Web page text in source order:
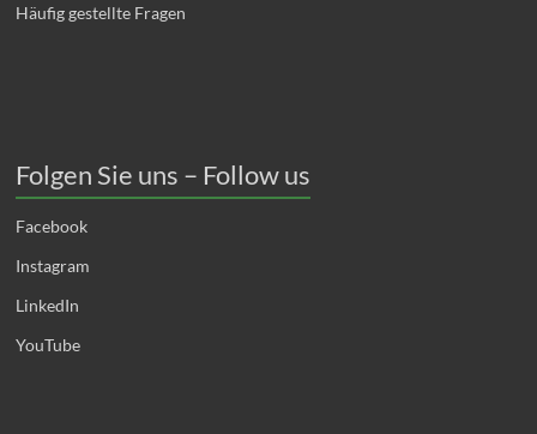
Häufig gestellte Fragen
Folgen Sie uns – Follow us
Facebook
Instagram
LinkedIn
YouTube